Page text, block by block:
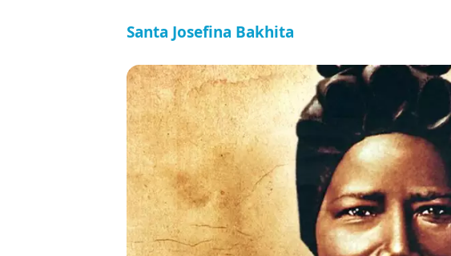
Santa Josefina Bakhita